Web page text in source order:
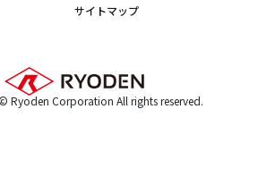
サイトマップ
Ryoden Corporation All rights reserved.